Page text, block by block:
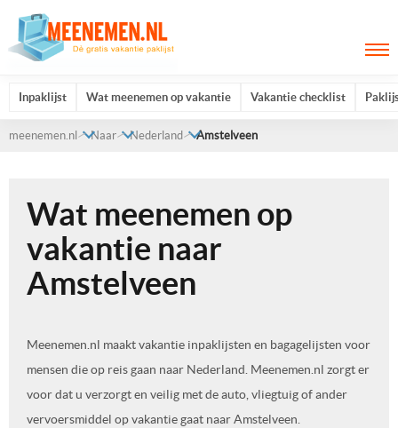
Inpaklijst Wat meenemen op vakantie Vakantie checklist
meenemen.nl Naar Nederland Amstelveen
Wat meenemen op
vakantie naar
Amstelveen
Meenemen.nl maakt vakantie inpaklijsten en bagagelijsten voor
mensen die op reis gaan naar Nederland. Meenemen.nl zorgt er
voor dat u verzorgt en veilig met de auto, vliegtuig of ander
vervoersmiddel op vakantie gaat naar Amstelveen.